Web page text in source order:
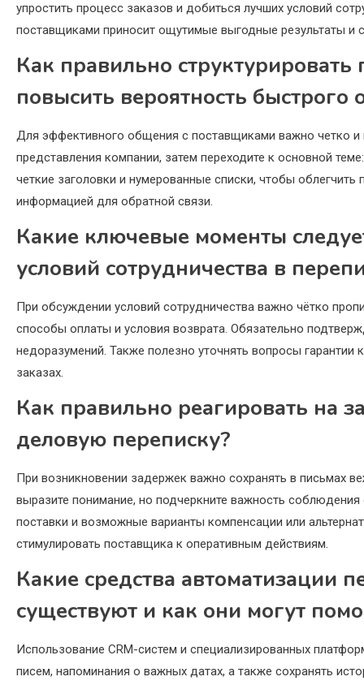
упростить процесс заказов и добиться лучших условий
поставщиками приносит ощутимые выгодные результаты и
Как правильно
повысить вероятность быстрого
Для эффективного общения с поставщиками важно четко и
представления компании, затем переходите к основной
четкие заголовки и нумерованные списки, чтобы
информацией для обратной связи.
Какие ключевые моменты
условий сотрудничества в
При обсуждении условий сотрудничества важно чётко
способы оплаты и условия возврата. Обязательно
недоразумений. Также полезно уточнять вопросы
заказах.
Как правильно реагировать на
деловую переписку?
При возникновении задержек важно сохранять в письмах
выразите понимание, но подчеркните важность
поставки и возможные варианты компенсации или
стимулировать поставщика к оперативным действиям.
Какие средства автоматизации
существуют и как они могут
Использование CRM-систем и специализированных
писем, напоминания о важных датах, а также сохранять